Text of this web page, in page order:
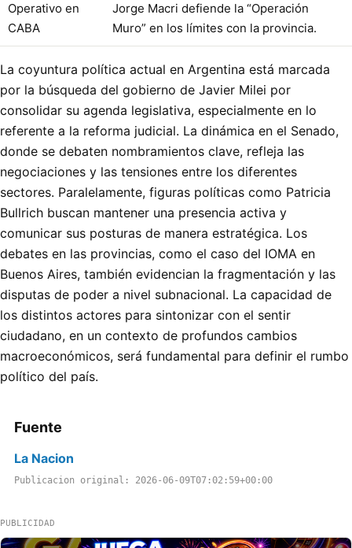
Operativo en
CABA
Jorge Macri defiende la “Operación
Muro” en los límites con la provincia.
La coyuntura política actual en Argentina está marcada
por la búsqueda del gobierno de Javier Milei por
consolidar su agenda legislativa, especialmente en lo
referente a la reforma judicial. La dinámica en el Senado,
donde se debaten nombramientos clave, refleja las
negociaciones y las tensiones entre los diferentes
sectores. Paralelamente, figuras políticas como Patricia
Bullrich buscan mantener una presencia activa y
comunicar sus posturas de manera estratégica. Los
debates en las provincias, como el caso del IOMA en
Buenos Aires, también evidencian la fragmentación y las
disputas de poder a nivel subnacional. La capacidad de
los distintos actores para sintonizar con el sentir
ciudadano, en un contexto de profundos cambios
macroeconómicos, será fundamental para definir el rumbo
político del país.
Fuente
La Nacion
Publicacion original: 2026-06-09T07:02:59+00:00
PUBLICIDAD